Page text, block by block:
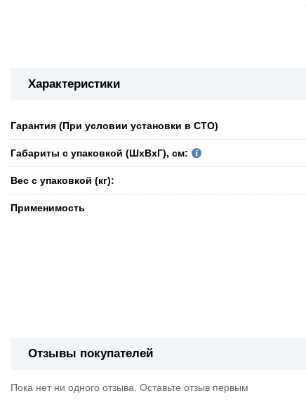
Характеристики
Гарантия (При условии установки в СТО)
Габариты с упаковкой (ШxВxГ), см:
Вес с упаковкой (кг):
Применимость
Отзывы покупателей
Пока нет ни одного отзыва. Оставьте отзыв первым